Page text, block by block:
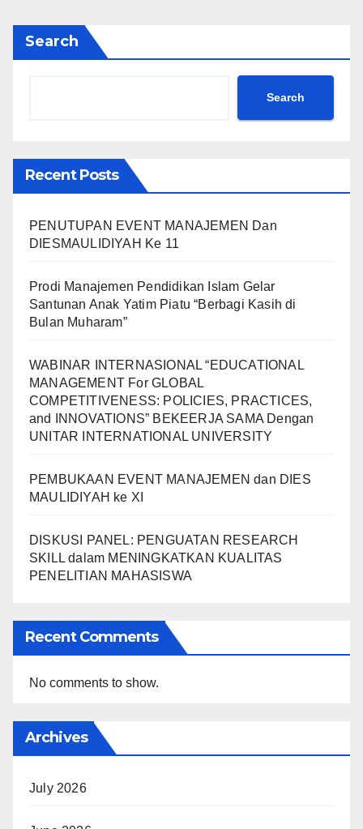
Search
Search
Recent Posts
PENUTUPAN EVENT MANAJEMEN Dan
DIESMAULIDIYAH Ke 11
Prodi Manajemen Pendidikan Islam Gelar
Santunan Anak Yatim Piatu “Berbagi Kasih di
Bulan Muharam”
WABINAR INTERNASIONAL “EDUCATIONAL
MANAGEMENT For GLOBAL
COMPETITIVENESS: POLICIES, PRACTICES,
and INNOVATIONS” BEKEERJA SAMA Dengan
UNITAR INTERNATIONAL UNIVERSITY
PEMBUKAAN EVENT MANAJEMEN dan DIES
MAULIDIYAH ke XI
DISKUSI PANEL: PENGUATAN RESEARCH
SKILL dalam MENINGKATKAN KUALITAS
PENELITIAN MAHASISWA
Recent Comments
No comments to show.
Archives
July 2026